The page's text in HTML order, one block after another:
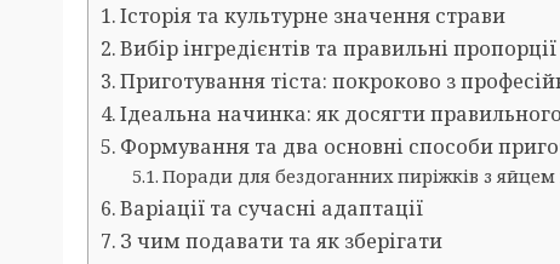
Історія та культурне значення страви
Вибір інгредієнтів та правильні пропорції
Приготування тіста: покроково з
Ідеальна начинка: як досягти
Формування та два основні способи
Поради для бездоганних пиріжків з яйцем
Варіації та сучасні адаптації
З чим подавати та як зберігати